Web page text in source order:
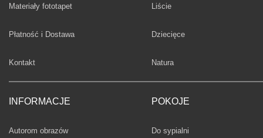
Materiały fototapet
Płatność i Dostawa
Kontakt
INFORMACJE
Autorom obrazów
Fototapety
Liście
Fototapety
Dziecięce
Fototapety
Natura
POKOJE
Fototapety
Do sypialni